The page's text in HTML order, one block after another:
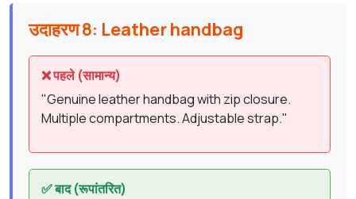
उदाहरण 8: Leather handbag
❌ पहले (सामान्य)
"Genuine leather handbag with zip closure.
Multiple compartments. Adjustable strap."
✅ बाद (रूपांतरित)